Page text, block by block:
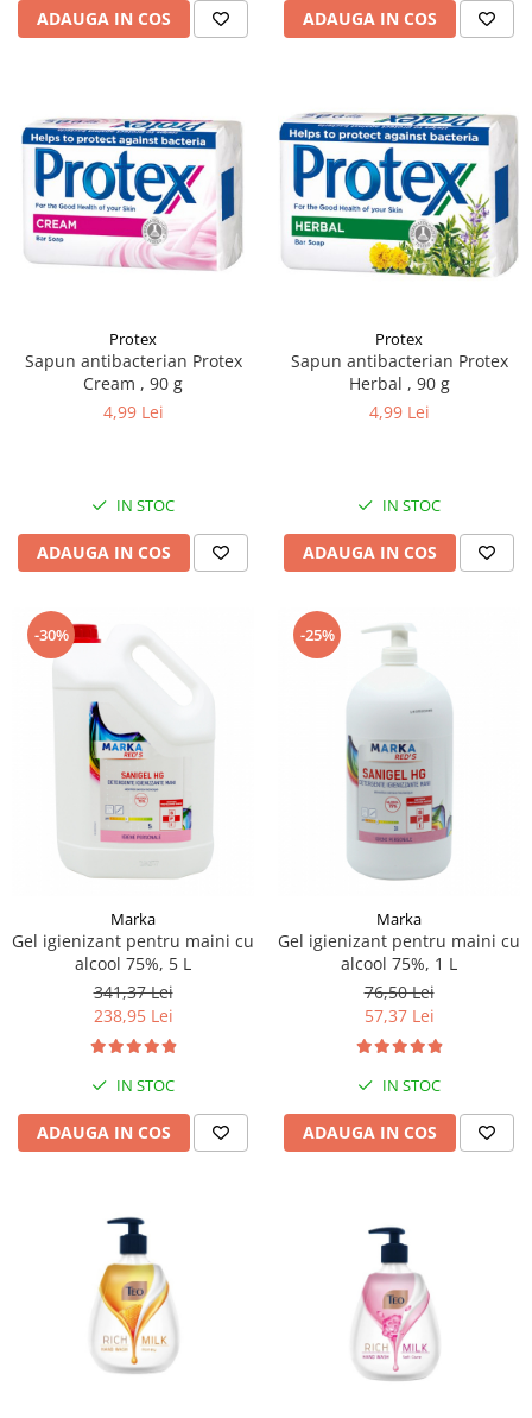
ADAUGA IN COS ADAUGA IN COS
Protex
Sapun antibacterian Protex
Cream , 90 g
4,99 Lei
IN STOC
ADAUGA IN COS
Protex
Sapun antibacterian Protex
Herbal , 90 g
4,99 Lei
IN STOC
ADAUGA IN COS
-30%
Marka
Gel igienizant pentru maini cu
alcool 75%, 5 L
341,37 Lei
238,95 Lei
IN STOC
ADAUGA IN COS
-25%
Marka
Gel igienizant pentru maini cu
alcool 75%, 1 L
76,50 Lei
57,37 Lei
IN STOC
ADAUGA IN COS